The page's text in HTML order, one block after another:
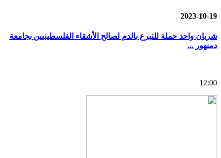
2023-10-19
شريان واحد حملة للتبرع بالدم لصالح الأشقاء الفلسطينيين بجامعة
دمنهور ...
12:00